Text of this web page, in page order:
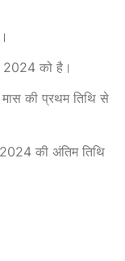
2024 को है।
की प्रथम तिथि से
की अंतिम तिथि